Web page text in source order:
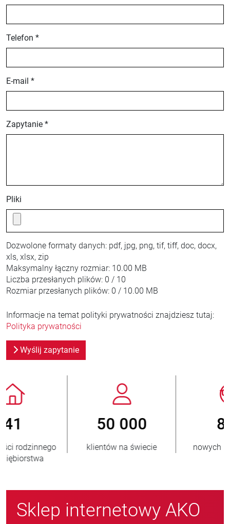
Telefon *
E-mail *
Zapytanie *
Pliki
Dozwolone formaty danych: pdf, jpg, png, tif, tiff, doc, docx,
xls, xlsx, zip
Maksymalny łączny rozmiar: 10.00 MB
Liczba przesłanych plików: 0 / 10
Rozmiar przesłanych plików: 0 / 10.00 MB
Informacje na temat polityki prywatności znajdziesz tutaj:
Polityka prywatności
Wyślij zapytanie
nowych klientów/rok
> 3 500 000
sprzedanych jednostek
Sklep internetowy AKO